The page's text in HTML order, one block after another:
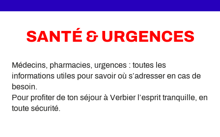
SANTÉ & URGENCES
Médecins, pharmacies, urgences : toutes les
informations utiles pour savoir où s’adresser en cas de
besoin.
Pour profiter de ton séjour à Verbier l’esprit tranquille, en
toute sécurité.